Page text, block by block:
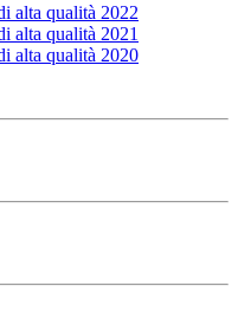
alta qualità 2022
alta qualità 2021
alta qualità 2020